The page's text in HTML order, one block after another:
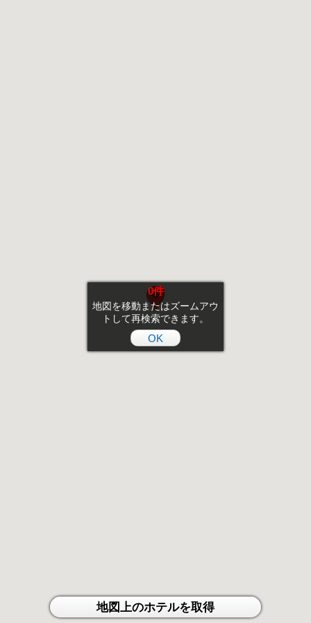
0件
地図を移動またはズームアウ
トして再検索できます。
OK
地図上のホテルを取得